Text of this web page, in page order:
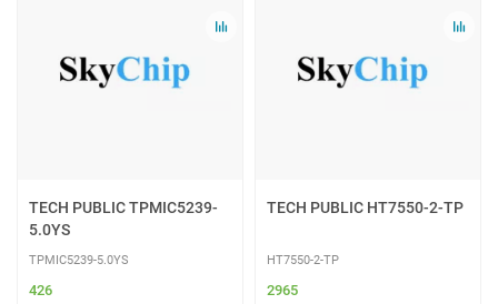
TECH PUBLIC TPMIC5239-
5.0YS
TPMIC5239-5.0YS
426
TECH PUBLIC HT7550-2-TP
HT7550-2-TP
2965